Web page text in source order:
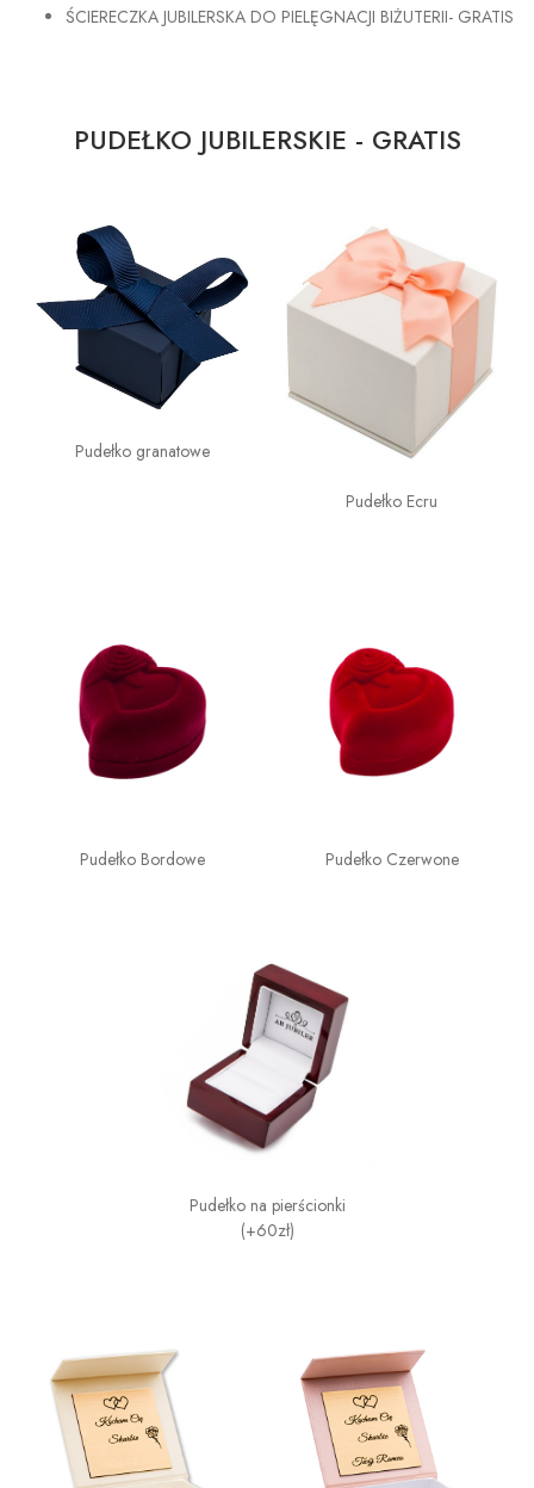
ŚCIERECZKA JUBILERSKA DO PIELĘGNACJI BIŻUTERII- GRATIS
PUDEŁKO JUBILERSKIE - GRATIS
Pudełko granatowe
Pudełko Ecru
Pudełko Bordowe Pudełko Czerwone
Pudełko na pierścionki
(+60zł)